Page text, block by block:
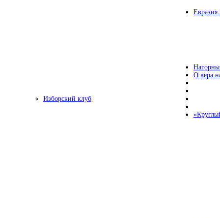
Евразия
О вера
Изборский клуб